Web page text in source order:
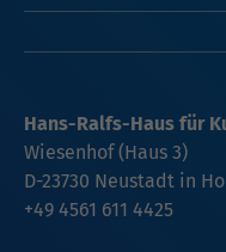
Hans-Ralfs-Haus für
Wiesenhof (Haus 3)
D-23730 Neustadt in
+49 4561 611 4425